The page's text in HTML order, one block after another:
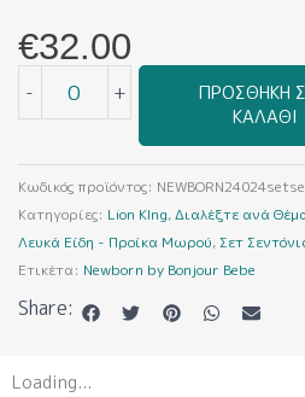
€32.00
-
Σεντόνια)
ποσότητα
+
ΠΡΟΣΘΉΚΗ
ΚΑΛΆΘΙ
Κωδικός προϊόντος:
Κατηγορίες: Lion KIng,Διαλέξτε ανά
Λευκά Είδη - Προίκα Μωρού, Σετ
Ετικέτα: Newborn by Bonjour Bebe
Share:
Loading...